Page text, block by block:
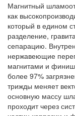
Магнитный
как
который в едином
разделение,
сепарацию.
нержавеющие
магнитами и
более 97%
трижды меняет
основную массу
проходит через